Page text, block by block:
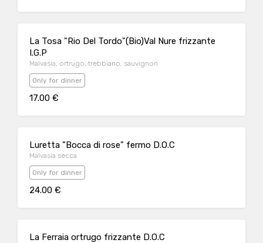
La Tosa "Rio Del Tordo"(Bio)Val Nure frizzante
I.G.P
Malvasia, ortrugo, trebbiano, sauvignon
Only for dinner
17.00 €
Luretta "Bocca di rose" fermo D.O.C
Malvasia secca
Only for dinner
24.00 €
La Ferraia ortrugo frizzante D.O.C